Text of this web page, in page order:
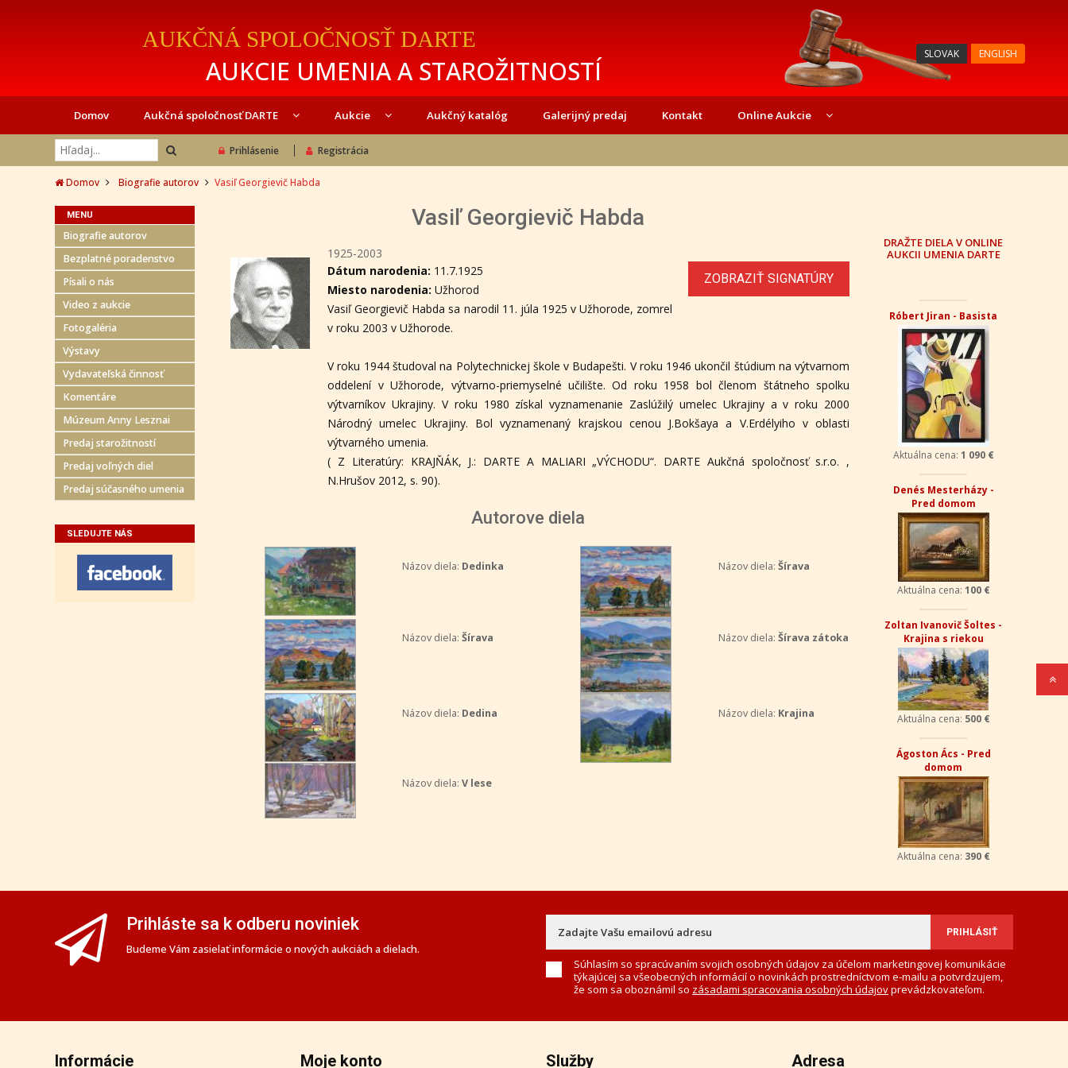
AUKČNÁ SPOLOČNOSŤ DARTE
AUKCIE UMENIA A STAROŽITNOSTÍ
SLOVAK ENGLISH
Domov Aukčná spoločnosť DARTE Aukcie Aukčný katalóg Galerijný predaj Kontakt Online Aukcie
Prihlásenie Registrácia
Domov Biografie autorov Vasiľ Georgievič Habda
MENU
Biografie autorov
Bezplatné poradenstvo
Písali o nás
Video z aukcie
Fotogaléria
Výstavy
Vydavateľská činnosť
Komentáre
Múzeum Anny Lesznai
Predaj starožitností
Predaj voľných diel
Predaj súčasného umenia
SLEDUJTE NÁS
Vasiľ Georgievič Habda
1925-2003
ZOBRAZIŤ SIGNATÚRY
Dátum narodenia: 11.7.1925
Miesto narodenia:Užhorod
Vasiľ Georgievič Habda sa narodil 11. júla 1925 v Užhorode, zomrel
v roku 2003 v Užhorode.
V roku 1944 študoval na Polytechnickej škole v Budapešti. V roku 1946 ukončil štúdium na výtvarnom
oddelení v Užhorode, výtvarno-priemyselné učilište. Od roku 1958 bol členom štátneho spolku
výtvarníkov Ukrajiny. V roku 1980 získal vyznamenanie Zaslúžilý umelec Ukrajiny a v roku 2000
Národný umelec Ukrajiny. Bol vyznamenaný krajskou cenou J.Bokšaya a V.Erdélyiho v oblasti
výtvarného umenia.
( Z Literatúry: KRAJŇÁK, J.: DARTE A MALIARI „VÝCHODU“. DARTE Aukčná spoločnosť s.r.o. ,
N.Hrušov 2012, s. 90).
Autorove diela
Názov diela: Dedinka Názov diela: Šírava
Názov diela: Šírava Názov diela: Šírava zátoka
Názov diela: Dedina Názov diela: Krajina
Názov diela: V lese
DRAŽTE DIELA V ONLINE
AUKCII UMENIA DARTE
Róbert Jiran - Basista
Aktuálna cena: 1 090 €
Denés Mesterházy -
Pred domom
Aktuálna cena: 100 €
Zoltan Ivanovič Šoltes -
Krajina s riekou
Aktuálna cena: 500 €
Ágoston Ács - Pred
domom
Aktuálna cena: 390 €
Prihláste sa k odberu noviniek
Budeme Vám zasielať informácie o nových aukciách a dielach.
Súhlasím so spracúvaním svojich osobných údajov za účelom marketingovej komunikácie
týkajúcej sa všeobecných informácií o novinkách prostredníctvom e-mailu a potvrdzujem,
že som sa oboznámil so zásadami spracovania osobných údajovprevádzkovateľom.
Informácie Moje konto Služby Adresa